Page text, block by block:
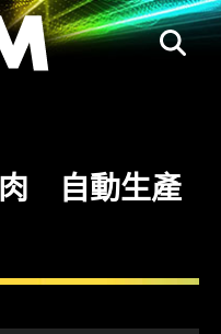
肉 自動生產